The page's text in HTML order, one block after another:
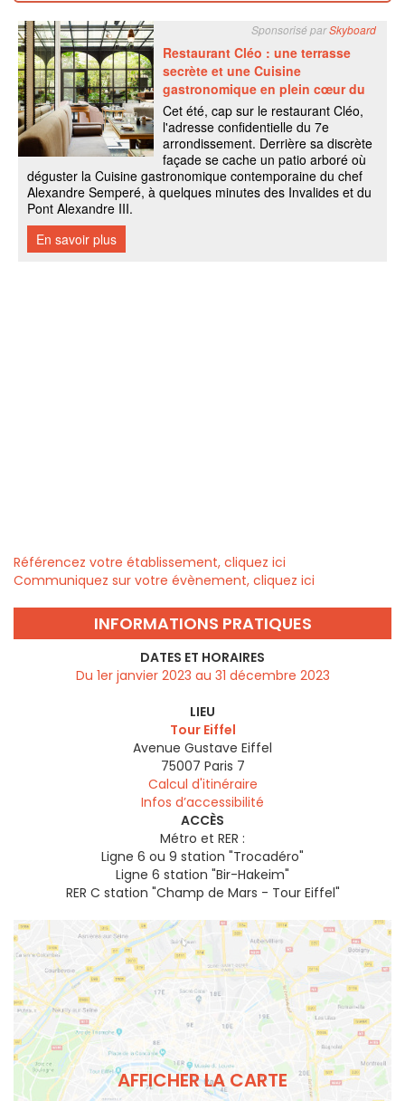
Référencez votre établissement, cliquez ici
Communiquez sur votre évènement, cliquez ici
INFORMATIONS PRATIQUES
DATES ET HORAIRES
Du 1er janvier 2023 au 31 décembre 2023
LIEU
Tour Eiffel
Avenue Gustave Eiffel
75007 Paris 7
Calcul d'itinéraire
Infos d’accessibilité
ACCÈS
Métro et RER :
Ligne 6 ou 9 station "Trocadéro"
Ligne 6 station "Bir-Hakeim"
RER C station "Champ de Mars - Tour Eiffel"
AFFICHER LA CARTE